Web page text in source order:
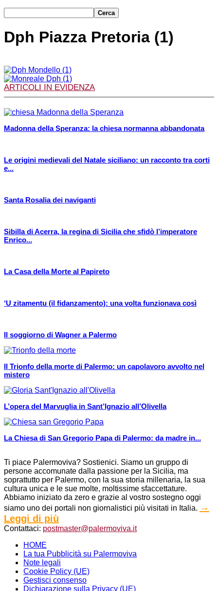
Dph Piazza Pretoria (1)
ARTICOLI IN EVIDENZA
Madonna della Speranza: la chiesa normanna abbandonata
Le origini medievali del Natale siciliano: un racconto tra corti
e...
Santa Rosalia dei naviganti
Sibilla di Acerra, la regina di Sicilia che sfidò l’imperatore
Enrico...
La Casa della Morte al Papireto
‘U zitamentu (il fidanzamento): una volta funzionava così
Il soggiorno di Wagner a Palermo
Il Trionfo della morte di Palermo: un capolavoro avvolto nel
mistero
L’opera del Marvuglia in Sant’Ignazio all’Olivella
La Chiesa di San Gregorio Papa di Palermo: da madre in...
Ti piace Palermoviva? Sostienici. Siamo un gruppo di
persone accomunate dalla passione per la Sicilia, ma
soprattutto per Palermo, con la sua storia millenaria, la sua
cultura unica e le sue molte, moltissime sfaccettature.
Abbiamo iniziato da zero e grazie al vostro sostegno oggi
siamo uno dei portali non giornalistici più visitati in Italia. →
Leggi di più
Contattaci: postmaster@palermoviva.it
HOME
La tua Pubblicità su Palermoviva
Note legali
Cookie Policy (UE)
Gestisci consenso
Dichiarazione sulla Privacy (UE)